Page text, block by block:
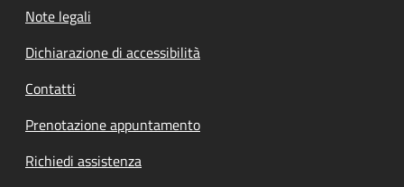
Note legali
Dichiarazione di accessibilità
Contatti
Prenotazione appuntamento
Richiedi assistenza